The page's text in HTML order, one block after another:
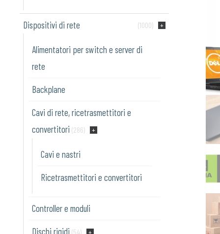
Dispositivi di rete (1000)
Alimentatori per switch e server di
rete
Backplane
Cavi di rete, ricetrasmettitori e
convertitori (286)
Cavi e nastri
Ricetrasmettitori e convertitori
Controller e moduli
Dischi rigidi (54)